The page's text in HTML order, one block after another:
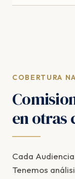
COBERTURA
en otras
Cada
Tenemos